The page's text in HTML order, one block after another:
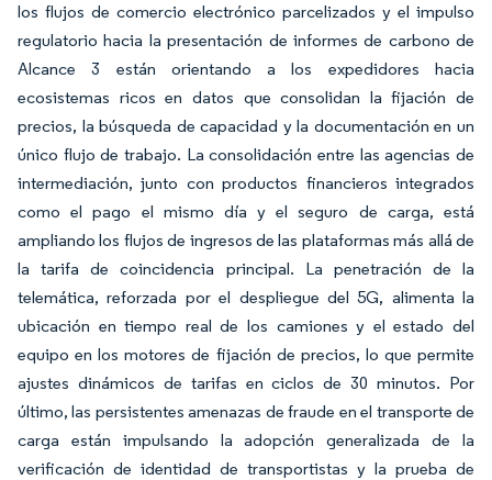
los flujos de comercio electrónico parcelizados y el impulso
regulatorio hacia la presentación de informes de carbono de
Alcance 3 están orientando a los expedidores hacia
ecosistemas ricos en datos que consolidan la fijación de
precios, la búsqueda de capacidad y la documentación en un
único flujo de trabajo. La consolidación entre las agencias de
intermediación, junto con productos financieros integrados
como el pago el mismo día y el seguro de carga, está
ampliando los flujos de ingresos de las plataformas más allá de
la tarifa de coincidencia principal. La penetración de la
telemática, reforzada por el despliegue del 5G, alimenta la
ubicación en tiempo real de los camiones y el estado del
equipo en los motores de fijación de precios, lo que permite
ajustes dinámicos de tarifas en ciclos de 30 minutos. Por
último, las persistentes amenazas de fraude en el transporte de
carga están impulsando la adopción generalizada de la
verificación de identidad de transportistas y la prueba de